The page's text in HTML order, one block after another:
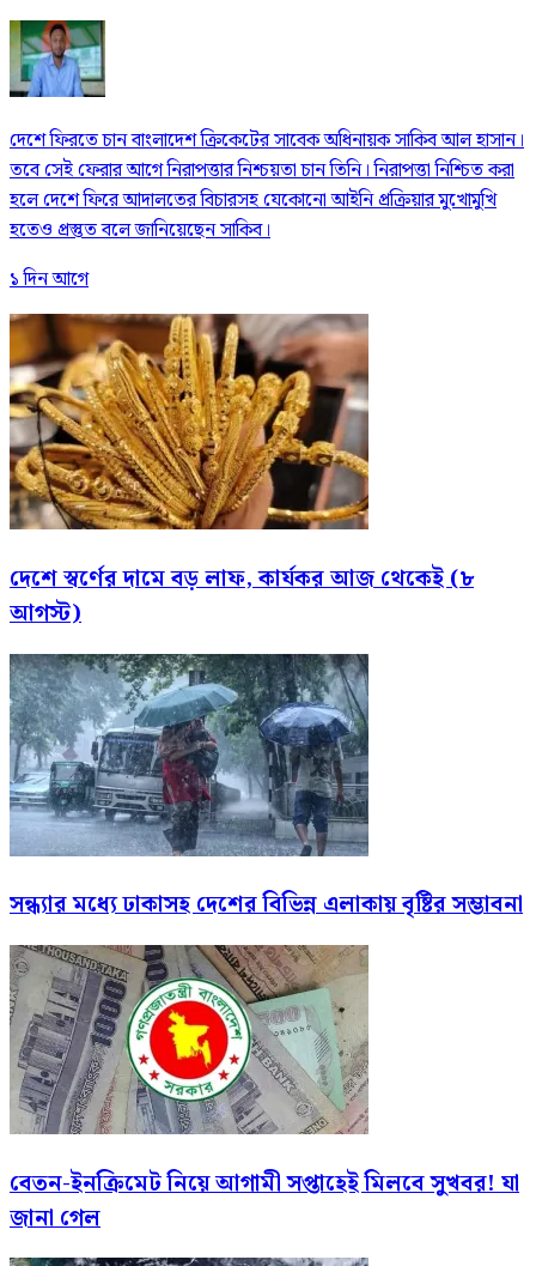
দেশে ফিরতে চান বাংলাদেশ ক্রিকেটের সাবেক অধিনায়ক সাকিব আল হাসান।
তবে সেই ফেরার আগে নিরাপত্তার নিশ্চয়তা চান তিনি। নিরাপত্তা নিশ্চিত করা
হলে দেশে ফিরে আদালতের বিচারসহ যেকোনো আইনি প্রক্রিয়ার মুখোমুখি
হতেও প্রস্তুত বলে জানিয়েছেন সাকিব।
১ দিন আগে
দেশে স্বর্ণের দামে বড় লাফ, কার্যকর আজ থেকেই (৮
আগস্ট)
সন্ধ্যার মধ্যে ঢাকাসহ দেশের বিভিন্ন এলাকায় বৃষ্টির সম্ভাবনা
বেতন-ইনক্রিমেট নিয়ে আগামী সপ্তাহেই মিলবে সুখবর! যা
জানা গেল